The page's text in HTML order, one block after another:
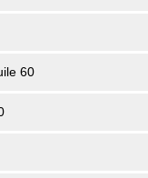
60